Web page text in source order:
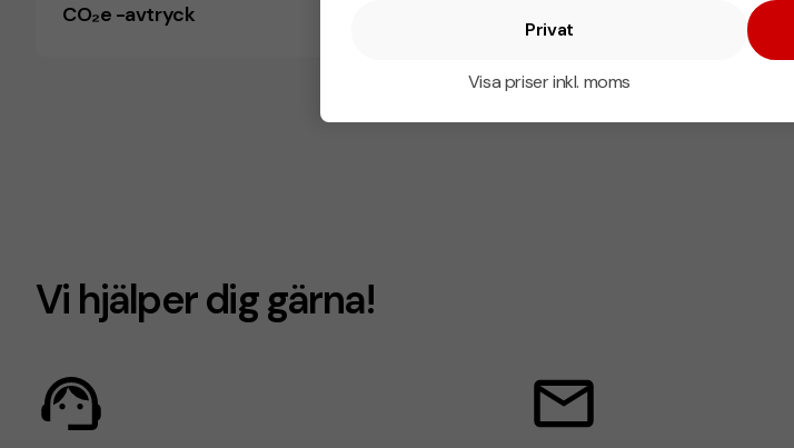
Privat
Visa priser inkl. moms
CO₂e -avtryck
Vi hjälper dig gärna!